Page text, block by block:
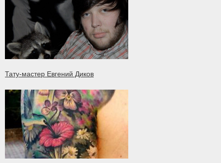
Тату-мастер Евгений Диков